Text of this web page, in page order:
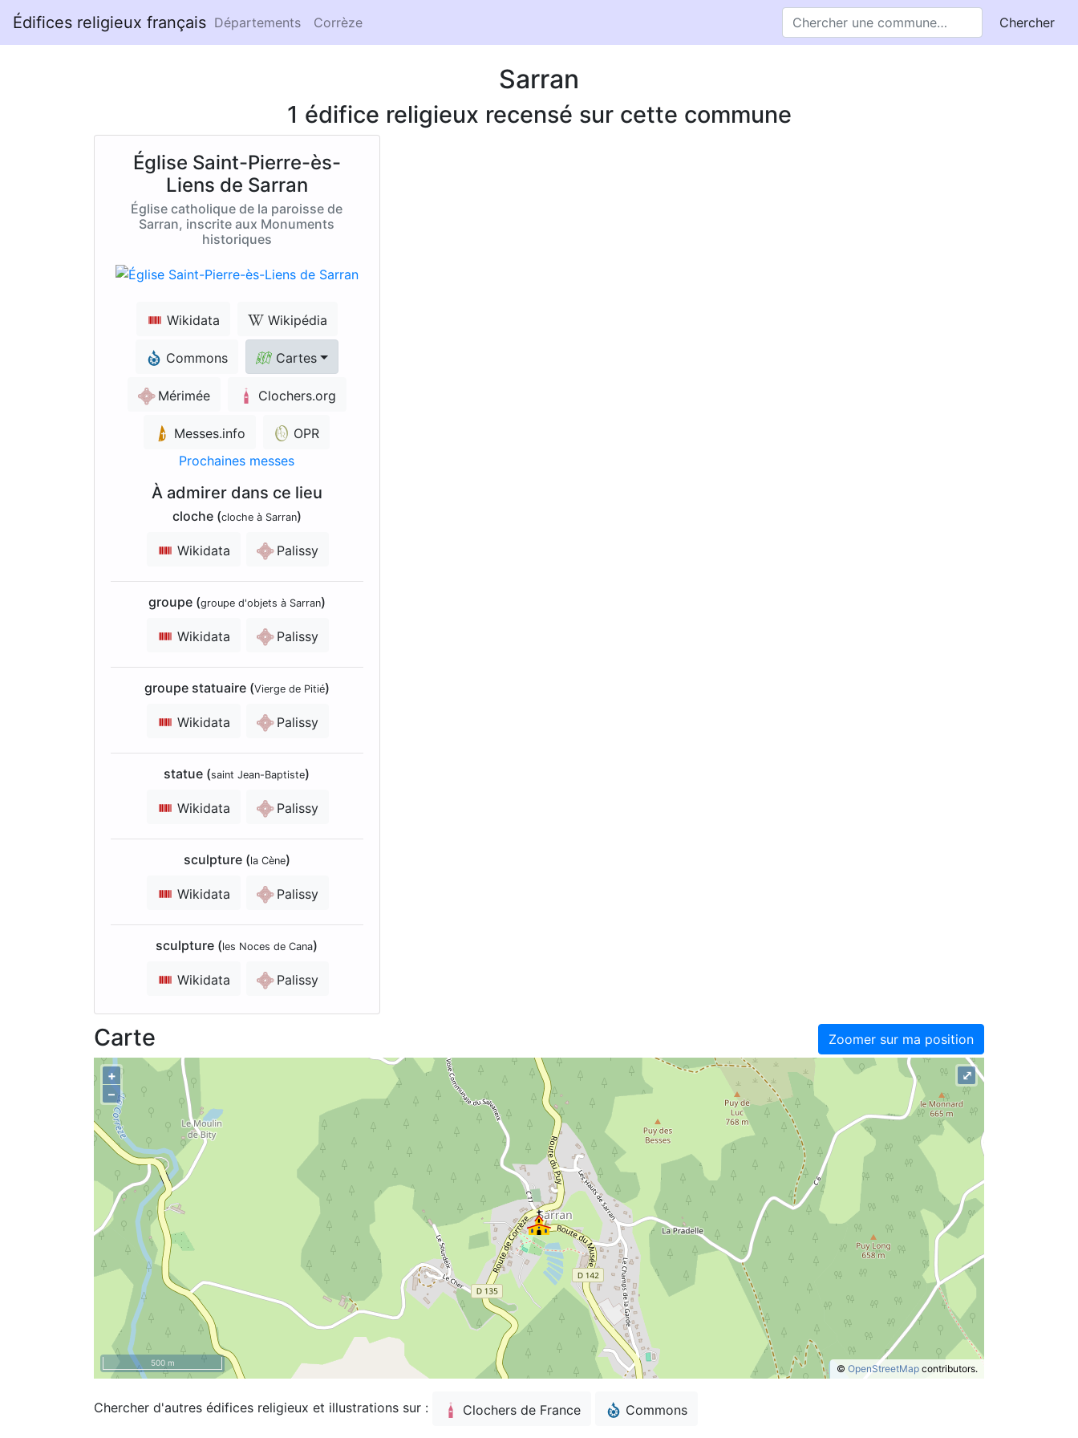
Édifices religieux français Départements Corrèze Chercher
Sarran
1 édifice religieux recensé sur cette commune
Église Saint-Pierre-ès-
Liens de Sarran
Église catholique de la paroisse de
Sarran, inscrite aux Monuments
historiques
Wikidata Wikipédia
Commons Cartes
Mérimée Clochers.org
Messes.info
OPR
Prochaines messes
À admirer dans ce lieu
cloche (cloche à Sarran)
Wikidata Palissy
groupe (groupe d'objets à Sarran)
Wikidata Palissy
groupe statuaire (Vierge de Pitié)
Wikidata Palissy
statue (saint Jean-Baptiste)
Wikidata Palissy
sculpture (la Cène)
Wikidata Palissy
sculpture (les Noces de Cana)
Wikidata Palissy
Zoomer sur ma position
Carte
+
–
© OpenStreetMap contributors.
⤢
500 m
Chercher d'autres édifices religieux et illustrations sur : Clochers de France Commons